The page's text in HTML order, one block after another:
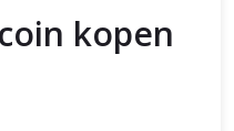
kopen